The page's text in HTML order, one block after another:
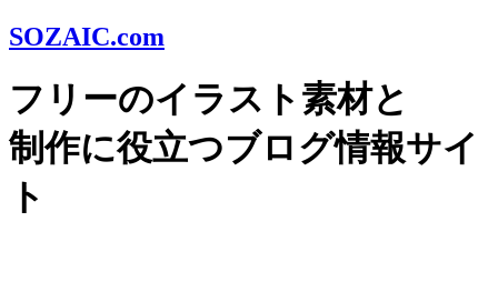
SOZAIC.com
フリーのイラスト素材と
制作に役立つブログ情報サイ
ト